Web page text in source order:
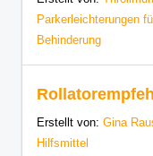
Parkerleichterungen
Behinderung
Erstellt von: Gina
Hilfsmittel